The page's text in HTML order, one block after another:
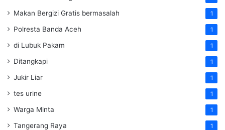
Makan Bergizi Gratis bermasalah 1
Polresta Banda Aceh 1
di Lubuk Pakam 1
Ditangkapi 1
Jukir Liar 1
tes urine 1
Warga Minta 1
Tangerang Raya 1